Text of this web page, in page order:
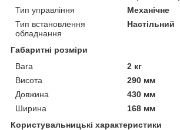
Тип управління
Механічне
Тип встановлення
обладнання
Настільний
Габаритні розміри
Вага
2 кг
Висота
290 мм
Довжина
430 мм
Ширина
168 мм
Користувальницькі характеристики